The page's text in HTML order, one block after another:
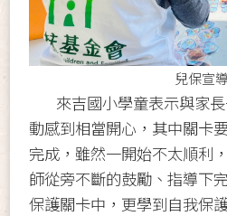
兒保宣
來吉國小學童表示與家
動感到相當開心，其中關卡
完成，雖然一開始不太順利
師從旁不斷的鼓勵、指導下
保護關卡中，更學到自我保